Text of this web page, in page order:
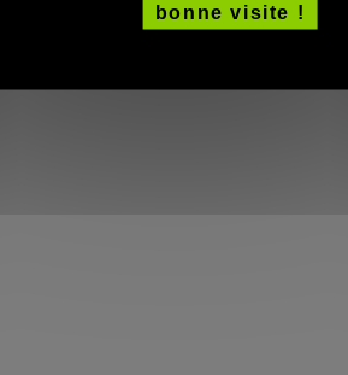
bonne visite !